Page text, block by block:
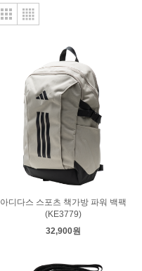
아디다스 스포츠 책가방 파워 백팩
(KE3779)
32,900원